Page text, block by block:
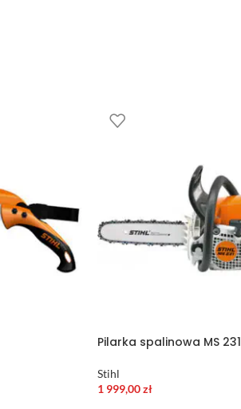
Pilarka spalinowa MS 231
Stihl
1 999,00zł